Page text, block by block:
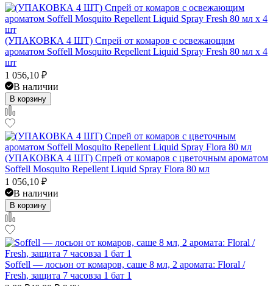
(УПАКОВКА 4 ШТ) Спрей от комаров с освежающим
ароматом Soffell Mosquito Repellent Liquid Spray Fresh 80 мл x 4
шт
1 056,10 ₽
В наличии
В корзину
(УПАКОВКА 4 ШТ) Спрей от комаров с цветочным ароматом
Soffell Mosquito Repellent Liquid Spray Flora 80 мл
1 056,10 ₽
В наличии
В корзину
Soffell — лосьон от комаров, саше 8 мл, 2 аромата: Floral /
Fresh, защита 7 часовза 1 бат 1